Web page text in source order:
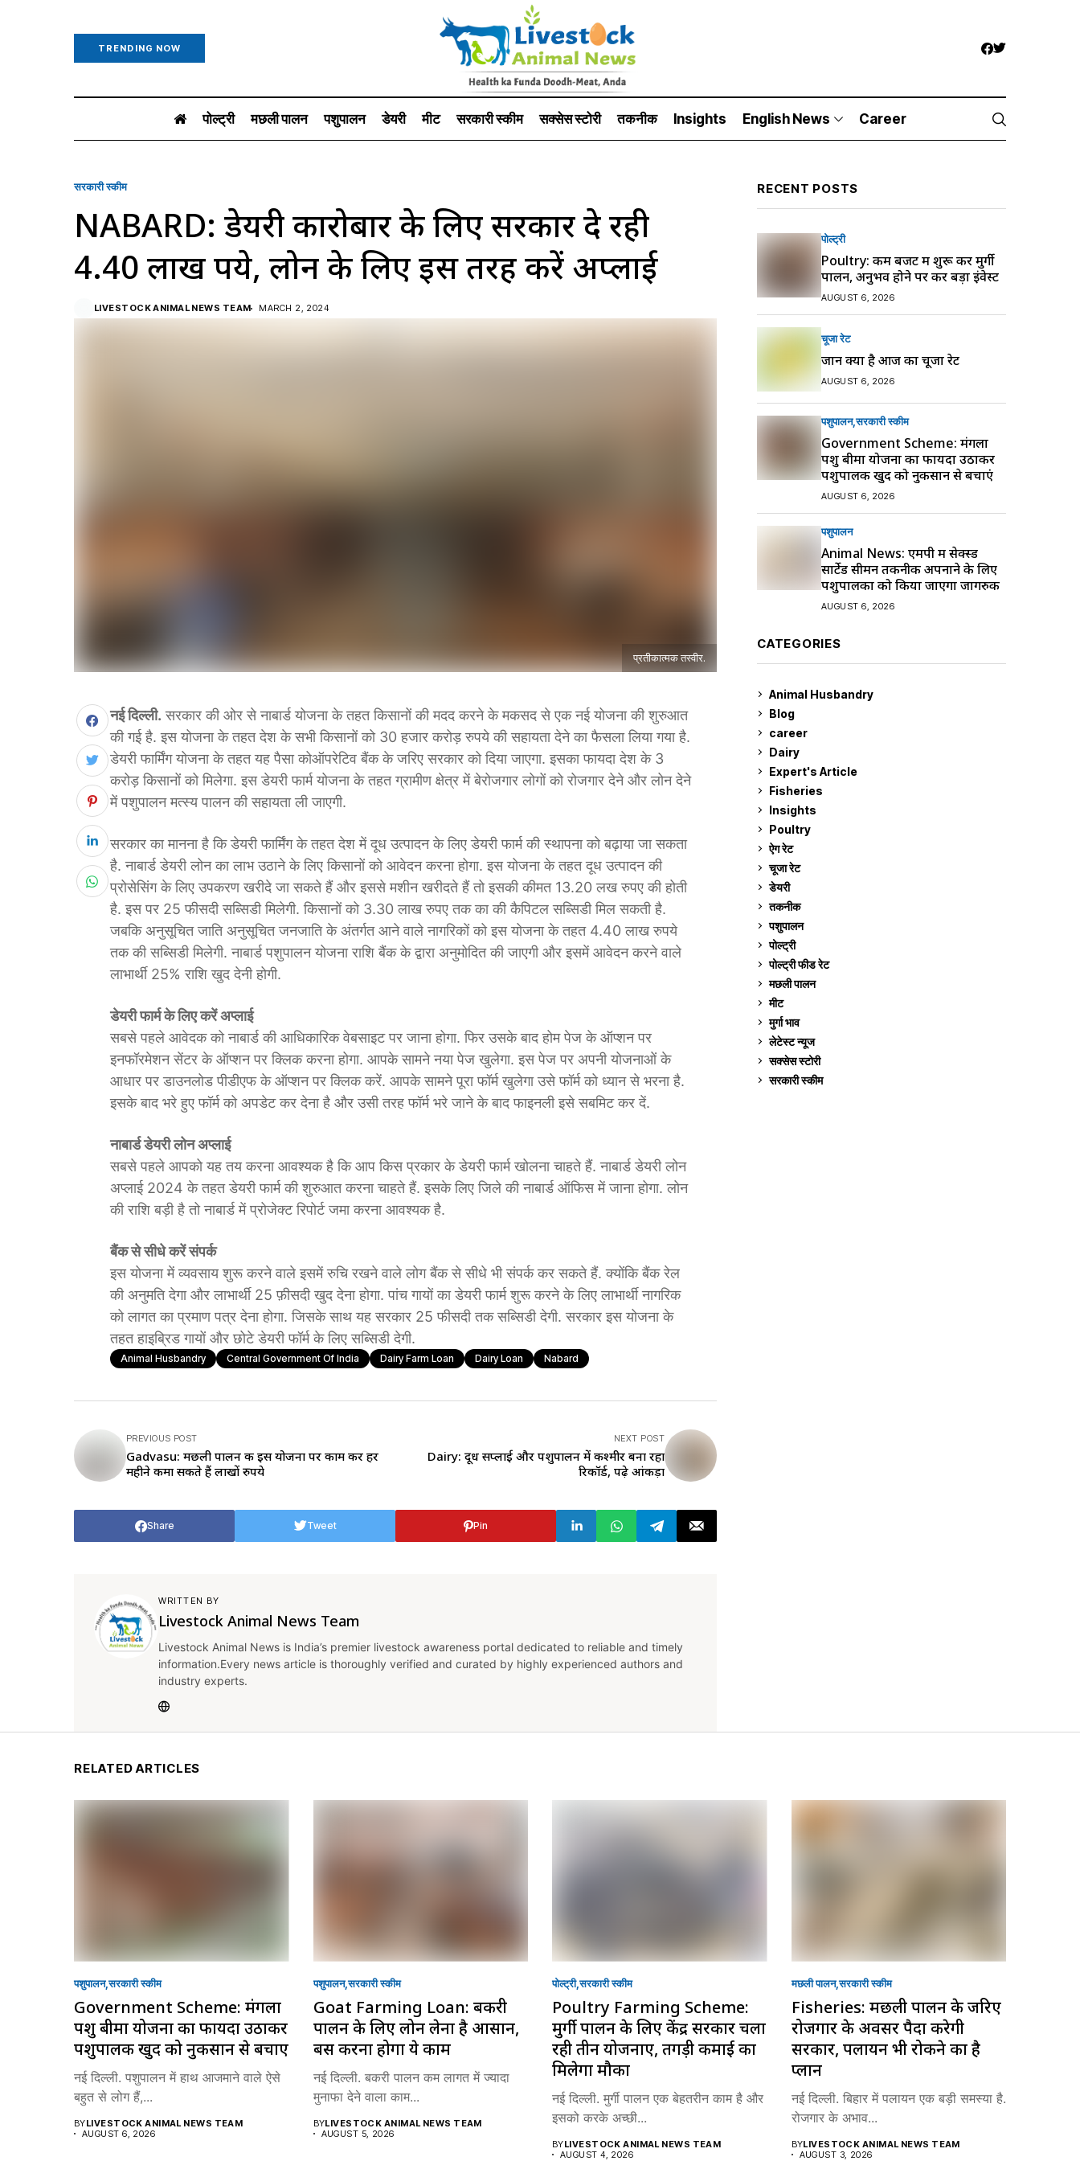
TRENDING NOW
पोल्ट्री मछली पालन पशुपालन डेयरी मीट सरकारी स्की‍म सक्सेस स्टो‍री तकनीक Insights English News Career
सरकारी स्की‍म
NABARD: डेयरी कारोबार के लिए सरकार दे रही
4.40 लाख रुपये, लोन के लिए इस तरह करें अप्लाई
LIVESTOCK ANIMAL NEWS TEAM MARCH 2, 2024
प्रतीकात्मक तस्वीर.
नई दिल्ली. सरकार की ओर से नाबार्ड योजना के तहत किसानों की मदद करने के मकसद से एक नई योजना की शुरुआत
की गई है. इस योजना के तहत देश के सभी किसानों को 30 हजार करोड़ रुपये की सहायता देने का फैसला लिया गया है.
डेयरी फार्मिंग योजना के तहत यह पैसा कोऑपरेटिव बैंक के जरिए सरकार को दिया जाएगा. इसका फायदा देश के 3
करोड़ किसानों को मिलेगा. इस डेयरी फार्म योजना के तहत ग्रामीण क्षेत्र में बेरोजगार लोगों को रोजगार देने और लोन देने
में पशुपालन मत्स्य पालन की सहायता ली जाएगी.
सरकार का मानना है कि डेयरी फार्मिंग के तहत देश में दूध उत्पादन के लिए डेयरी फार्म की स्थापना को बढ़ाया जा सकता
है. नाबार्ड डेयरी लोन का लाभ उठाने के लिए किसानों को आवेदन करना होगा. इस योजना के तहत दूध उत्पादन की
प्रोसेसिंग के लिए उपकरण खरीदे जा सकते हैं और इससे मशीन खरीदते हैं तो इसकी कीमत 13.20 लख रुपए की होती
है. इस पर 25 फीसदी सब्सिडी मिलेगी. किसानों को 3.30 लाख रुपए तक का की कैपिटल सब्सिडी मिल सकती है.
जबकि अनुसूचित जाति अनुसूचित जनजाति के अंतर्गत आने वाले नागरिकों को इस योजना के तहत 4.40 लाख रुपये
तक की सब्सिडी मिलेगी. नाबार्ड पशुपालन योजना राशि बैंक के द्वारा अनुमोदित की जाएगी और इसमें आवेदन करने वाले
लाभार्थी 25% राशि खुद देनी होगी.
डेयरी फार्म के लिए करें अप्लाई
सबसे पहले आवेदक को नाबार्ड की आधिकारिक वेबसाइट पर जाना होगा. फिर उसके बाद होम पेज के ऑप्शन पर
इनफॉरमेशन सेंटर के ऑप्शन पर क्लिक करना होगा. आपके सामने नया पेज खुलेगा. इस पेज पर अपनी योजनाओं के
आधार पर डाउनलोड पीडीएफ के ऑप्शन पर क्लिक करें. आपके सामने पूरा फॉर्म खुलेगा उसे फॉर्म को ध्यान से भरना है.
इसके बाद भरे हुए फॉर्म को अपडेट कर देना है और उसी तरह फॉर्म भरे जाने के बाद फाइनली इसे सबमिट कर दें.
नाबार्ड डेयरी लोन अप्लाई
सबसे पहले आपको यह तय करना आवश्यक है कि आप किस प्रकार के डेयरी फार्म खोलना चाहते हैं. नाबार्ड डेयरी लोन
अप्लाई 2024 के तहत डेयरी फार्म की शुरुआत करना चाहते हैं. इसके लिए जिले की नाबार्ड ऑफिस में जाना होगा. लोन
की राशि बड़ी है तो नाबार्ड में प्रोजेक्ट रिपोर्ट जमा करना आवश्यक है.
बैंक से सीधे करें संपर्क
इस योजना में व्यवसाय शुरू करने वाले इसमें रुचि रखने वाले लोग बैंक से सीधे भी संपर्क कर सकते हैं. क्योंकि बैंक रेल
की अनुमति देगा और लाभार्थी 25 फ़ीसदी खुद देना होगा. पांच गायों का डेयरी फार्म शुरू करने के लिए लाभार्थी नागरिक
को लागत का प्रमाण पत्र देना होगा. जिसके साथ यह सरकार 25 फीसदी तक सब्सिडी देगी. सरकार इस योजना के
तहत हाइब्रिड गायों और छोटे डेयरी फॉर्म के लिए सब्सिडी देगी.
Animal Husbandry Central Government Of India Dairy Farm Loan Dairy Loan Nabard
PREVIOUS POST
Gadvasu: मछली पालन की इस योजना पर काम कर हर
महीने कमा सकते हैं लाखों रुपये
NEXT POST
Dairy: दूध सप्लाई और पशुपालन में कश्मीर बना रहा
रिकॉर्ड, पढ़े आंकड़ा
Share Tweet Pin
WRITTEN BY
Livestock Animal News Team
Livestock Animal News is India’s premier livestock awareness portal dedicated to reliable and timely
information.Every news article is thoroughly verified and curated by highly experienced authors and
industry experts.
RECENT POSTS
पोल्ट्री
Poultry: कम बजट में शुरू करें मुर्गी
पालन, अनुभव होने पर करें बड़ा इंवेस्ट
AUGUST 6, 2026
चूजा रेट
जानें क्या है आज का चूजा रेट
AUGUST 6, 2026
पशुपालन सरकारी स्की‍म
Government Scheme: मंगला
पशु बीमा योजना का फायदा उठाकर
पशुपालक खुद को नुकसान से बचाएं
AUGUST 6, 2026
पशुपालन
Animal News: एमपी में सेक्स्ड
सार्टेड सीमन तकनीक अपनाने के लिए
पशुपालकों को किया जाएगा जागरुक
AUGUST 6, 2026
CATEGORIES
Animal Husbandry
Blog
career
Dairy
Expert's Article
Fisheries
Insights
Poultry
ऐग रेट
चूजा रेट
डेयरी
तकनीक
पशुपालन
पोल्ट्री
पोल्ट्री फीड रेट
मछली पालन
मीट
मुर्गा भाव
लेटेस्ट न्यूज
सक्सेस स्टो‍री
सरकारी स्की‍म
RELATED ARTICLES
पशुपालन सरकारी स्की‍म
Government Scheme: मंगला
पशु बीमा योजना का फायदा उठाकर
पशुपालक खुद को नुकसान से बचाएं
नई दिल्ली. पशुपालन में हाथ आजमाने वाले ऐसे
बहुत से लोग हैं,...
BYLIVESTOCK ANIMAL NEWS TEAM
AUGUST 6, 2026
पशुपालन सरकारी स्की‍म
Goat Farming Loan: बकरी
पालन के लिए लोन लेना है आसान,
बस करना होगा ये काम
नई दिल्ली. बकरी पालन कम लागत में ज्यादा
मुनाफा देने वाला काम...
BYLIVESTOCK ANIMAL NEWS TEAM
AUGUST 5, 2026
पोल्ट्री सरकारी स्की‍म
Poultry Farming Scheme:
मुर्गी पालन के लिए केंद्र सरकार चला
रही तीन योजनाएं, तगड़ी कमाई का
मिलेगा मौका
नई दिल्ली. मुर्गी पालन एक बेहतरीन काम है और
इसको करके अच्छी...
BYLIVESTOCK ANIMAL NEWS TEAM
AUGUST 4, 2026
मछली पालन सरकारी स्की‍म
Fisheries: मछली पालन के जरिए
रोजगार के अवसर पैदा करेगी
सरकार, पलायन भी रोकने का है
प्लान
नई दिल्ली. बिहार में पलायन एक बड़ी समस्या है.
रोजगार के अभाव...
BYLIVESTOCK ANIMAL NEWS TEAM
AUGUST 3, 2026